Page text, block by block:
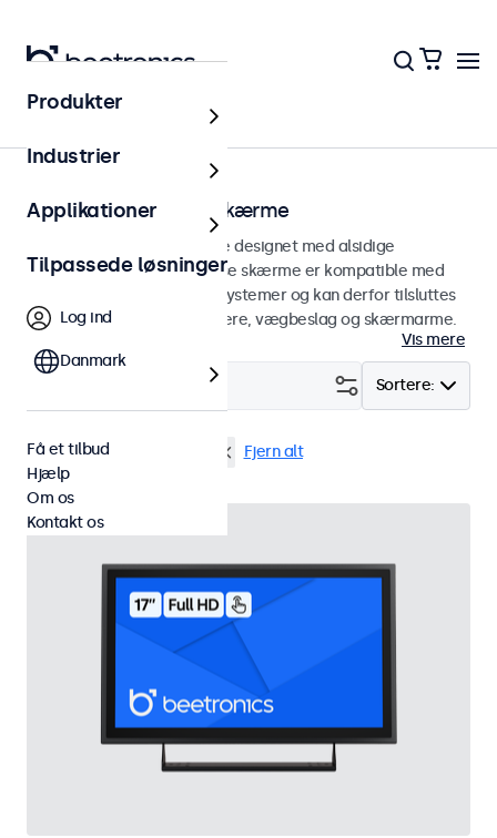
Hjem
100 mm VESA touchskærme
100 mm VESA touchskærme designet med alsidige
monteringsmuligheder. Disse skærme er kompatible med
standard VESA monteringssystemer og kan derfor tilsluttes
universalstandere, loftholdere, vægbeslag og skærmarme.
Vis mere
Sortere:
VESA 100 x 100 Fjern alt
Produkter
Industrier
Applikationer
Tilpassede løsninger
Log ind
Danmark
Få et tilbud
Hjælp
Om os
Kontakt os